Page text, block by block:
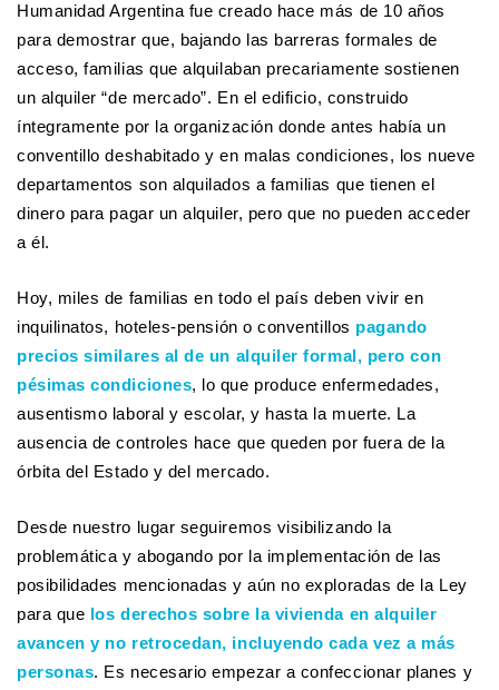
Humanidad Argentina fue creado hace más de 10 años
para demostrar que, bajando las barreras formales de
acceso, familias que alquilaban precariamente sostienen
un alquiler “de mercado”. En el edificio, construido
íntegramente por la organización donde antes había un
conventillo deshabitado y en malas condiciones, los nueve
departamentos son alquilados a familias que tienen el
dinero para pagar un alquiler, pero que no pueden acceder
a él.
Hoy, miles de familias en todo el país deben vivir en
inquilinatos, hoteles-pensión o conventillos pagando
precios similares al de un alquiler formal, pero con
pésimas condiciones, lo que produce enfermedades,
ausentismo laboral y escolar, y hasta la muerte. La
ausencia de controles hace que queden por fuera de la
órbita del Estado y del mercado.
Desde nuestro lugar seguiremos visibilizando la
problemática y abogando por la implementación de las
posibilidades mencionadas y aún no exploradas de la Ley
para que los derechos sobre la vivienda en alquiler
avancen y no retrocedan, incluyendo cada vez a más
personas. Es necesario empezar a confeccionar planes y